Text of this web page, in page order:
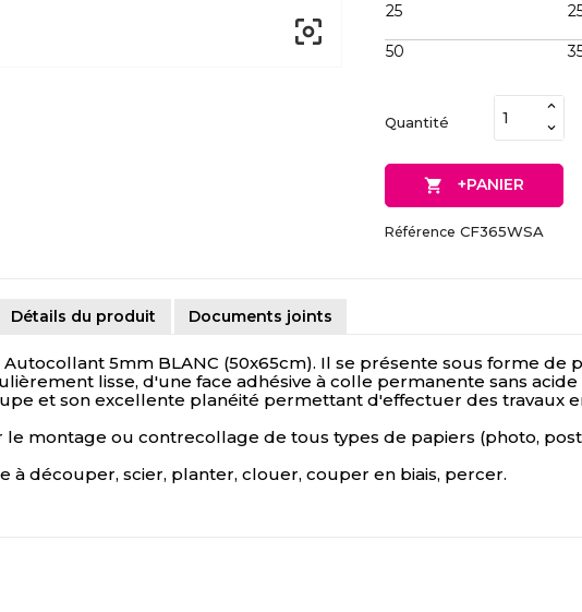

25
50
Quantité
 +PANIER
Référence CF365WSA
Détails du produit Documents joints
5mm BLANC (50x65cm). Il se présente sous forme
lisse, d'une face adhésive à colle permanente sans
et son excellente planéité permettant d'effectuer des travaux
le montage ou contrecollage de tous types de papiers (photo,
à découper, scier, planter, clouer, couper en biais, percer.